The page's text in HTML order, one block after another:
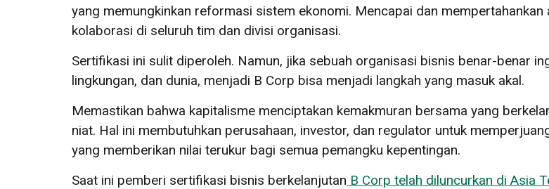
yang memungkinkan reformasi sistem ekonomi. Mencapai dan
kolaborasi di seluruh tim dan divisi organisasi.
Sertifikasi ini sulit diperoleh. Namun, jika sebuah organisasi bisnis benar-benar
lingkungan, dan dunia, menjadi B Corp bisa menjadi langkah yang masuk akal.
Memastikan bahwa kapitalisme menciptakan kemakmuran bersama yang
niat. Hal ini membutuhkan perusahaan, investor, dan regulator untuk
yang memberikan nilai terukur bagi semua pemangku kepentingan.
Saat ini pemberi sertifikasi bisnis berkelanjutan B Corp telah diluncurkan di Asia